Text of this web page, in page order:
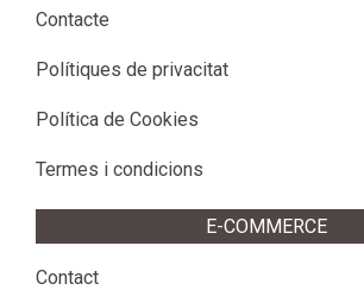
Contacte
Polítiques de privacitat
Política de Cookies
Termes i condicions
E-COMMERCE
Contact